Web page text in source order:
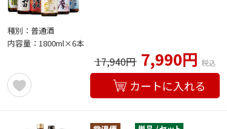
種別：普通酒
内容量：1800ml×6本
17,940円 7,990円 税込
カートに入れる